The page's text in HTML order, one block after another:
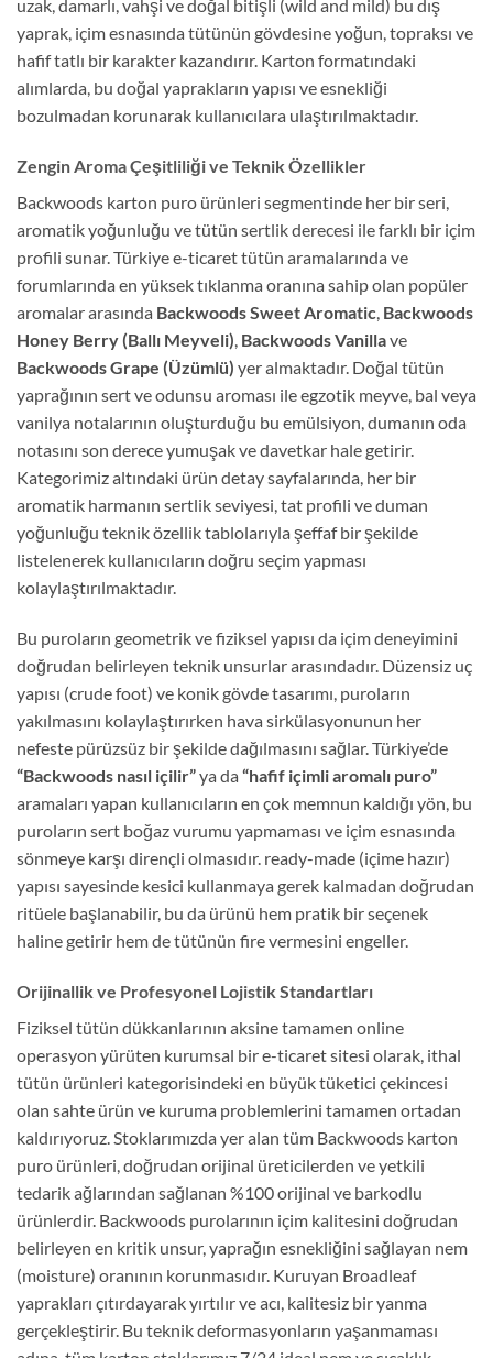
uzak, damarlı, vahşi ve doğal bitişli (wild and mild) bu dış
yaprak, içim esnasında tütünün gövdesine yoğun, topraksı ve
hafif tatlı bir karakter kazandırır. Karton formatındaki
alımlarda, bu doğal yaprakların yapısı ve esnekliği
bozulmadan korunarak kullanıcılara ulaştırılmaktadır.
Zengin Aroma Çeşitliliği ve Teknik Özellikler
Backwoods karton puro ürünleri segmentinde her bir seri,
aromatik yoğunluğu ve tütün sertlik derecesi ile farklı bir içim
profili sunar. Türkiye e-ticaret tütün aramalarında ve
forumlarında en yüksek tıklanma oranına sahip olan popüler
aromalar arasında Backwoods Sweet Aromatic, Backwoods
Honey Berry (Ballı Meyveli), Backwoods Vanillave
Backwoods Grape (Üzümlü) yer almaktadır. Doğal tütün
yaprağının sert ve odunsu aroması ile egzotik meyve, bal veya
vanilya notalarının oluşturduğu bu emülsiyon, dumanın oda
notasını son derece yumuşak ve davetkar hale getirir.
Kategorimiz altındaki ürün detay sayfalarında, her bir
aromatik harmanın sertlik seviyesi, tat profili ve duman
yoğunluğu teknik özellik tablolarıyla şeffaf bir şekilde
listelenerek kullanıcıların doğru seçim yapması
kolaylaştırılmaktadır.
Bu puroların geometrik ve fiziksel yapısı da içim deneyimini
doğrudan belirleyen teknik unsurlar arasındadır. Düzensiz uç
yapısı (crude foot) ve konik gövde tasarımı, puroların
yakılmasını kolaylaştırırken hava sirkülasyonunun her
nefeste pürüzsüz bir şekilde dağılmasını sağlar. Türkiye’de
“Backwoods nasıl içilir”ya da “hafif içimli aromalı puro”
aramaları yapan kullanıcıların en çok memnun kaldığı yön, bu
puroların sert boğaz vurumu yapmaması ve içim esnasında
sönmeye karşı dirençli olmasıdır. ready-made (içime hazır)
yapısı sayesinde kesici kullanmaya gerek kalmadan doğrudan
ritüele başlanabilir, bu da ürünü hem pratik bir seçenek
haline getirir hem de tütünün fire vermesini engeller.
Orijinallik ve Profesyonel Lojistik Standartları
Fiziksel tütün dükkanlarının aksine tamamen online
operasyon yürüten kurumsal bir e-ticaret sitesi olarak, ithal
tütün ürünleri kategorisindeki en büyük tüketici çekincesi
olan sahte ürün ve kuruma problemlerini tamamen ortadan
kaldırıyoruz. Stoklarımızda yer alan tüm Backwoods karton
puro ürünleri, doğrudan orijinal üreticilerden ve yetkili
tedarik ağlarından sağlanan %100 orijinal ve barkodlu
ürünlerdir. Backwoods purolarının içim kalitesini doğrudan
belirleyen en kritik unsur, yaprağın esnekliğini sağlayan nem
(moisture) oranının korunmasıdır. Kuruyan Broadleaf
yaprakları çıtırdayarak yırtılır ve acı, kalitesiz bir yanma
gerçekleştirir. Bu teknik deformasyonların yaşanmaması